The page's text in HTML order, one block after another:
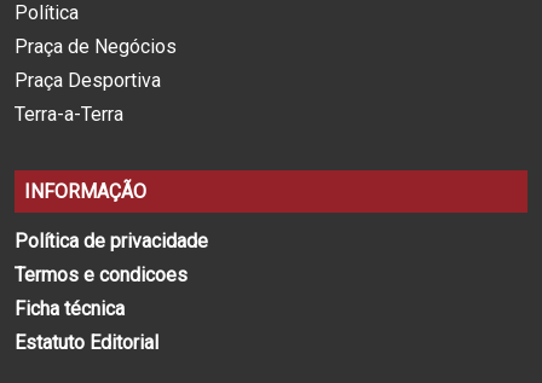
Política
Praça de Negócios
Praça Desportiva
Terra-a-Terra
INFORMAÇÃO
Política de privacidade
Termos e condicoes
Ficha técnica
Estatuto Editorial